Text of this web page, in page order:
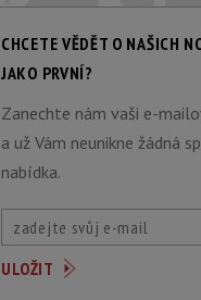
CHCETE VĚDĚT O NAŠICH
JAKO PRVNÍ?
Zanechte nám vaši e-
a už Vám neunikne žádná
nabídka.